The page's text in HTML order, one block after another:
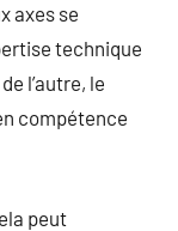
axes se
technique
l’autre, le
compétence
peut